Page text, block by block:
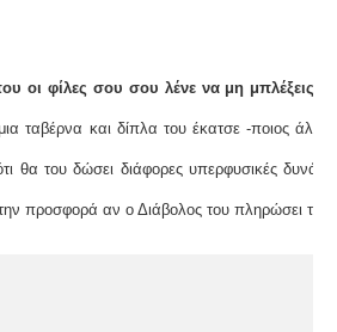
οι φίλες σου σου λένε να μη μπλέξεις:
ταβέρνα και δίπλα του έκατσε -ποιος
θα του δώσει διάφορες υπερφυσικές
προσφορά αν ο Διάβολος του πληρώσει τα